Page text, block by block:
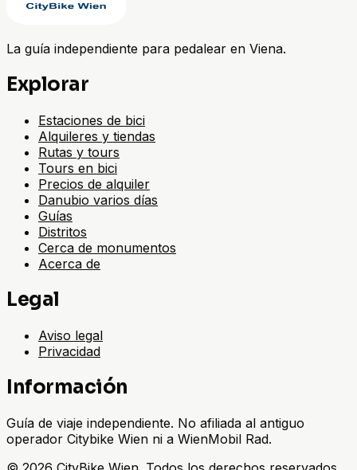
La guía independiente para pedalear en Viena.
Explorar
Estaciones de bici
Alquileres y tiendas
Rutas y tours
Tours en bici
Precios de alquiler
Danubio varios días
Guías
Distritos
Cerca de monumentos
Acerca de
Legal
Aviso legal
Privacidad
Información
Guía de viaje independiente. No afiliada al antiguo
operador Citybike Wien ni a WienMobil Rad.